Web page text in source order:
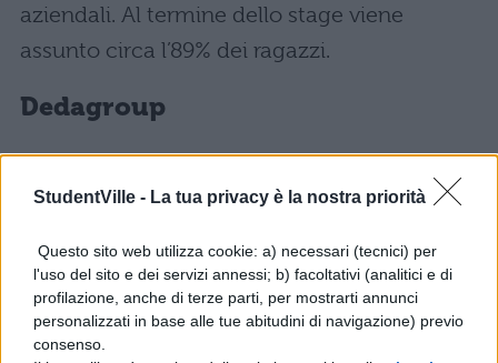
StudentVille - La tua privacy è la nostra priorità
Questo sito web utilizza cookie: a) necessari (tecnici) per
l'uso del sito e dei servizi annessi; b) facoltativi (analitici e di
profilazione, anche di terze parti, per mostrarti annunci
personalizzati in base alle tue abitudini di navigazione) previo
consenso.
aziendali. Al termine dello stage viene
assunto circa l’89% dei ragazzi.
Dedagroup
Il rimborso mensile è di 500 euro + buoni
pasto da 5,20 euro. L’azienda, al termine dei
ragazzi.
Everis